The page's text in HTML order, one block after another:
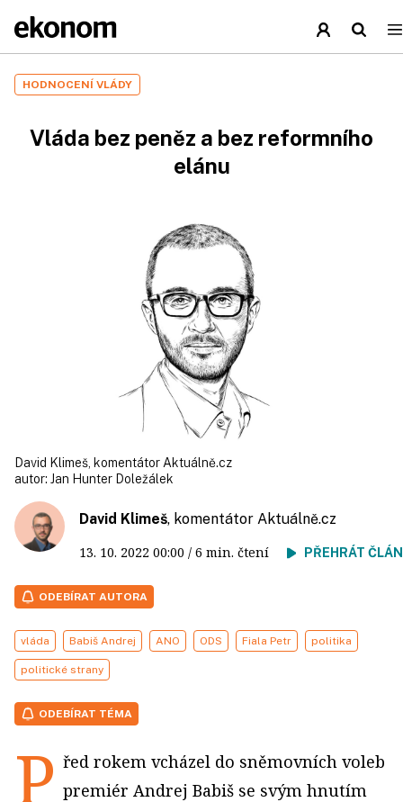
HODNOCENÍ VLÁDY
Vláda bez peněz a bez reformního
elánu
David Klimeš, komentátor Aktuálně.cz
autor: Jan Hunter Doležálek
David Klimeš, komentátor Aktuálně.cz
13. 10. 2022 00:00 / 6 min. čtení PŘEHRÁT
ODEBÍRAT AUTORA
vláda Babiš Andrej ANO ODS Fiala Petr politika
politické strany
ODEBÍRAT TÉMA
P řed rokem vcházel do sněmovních voleb
premiér Andrej Babiš se svým hnutím